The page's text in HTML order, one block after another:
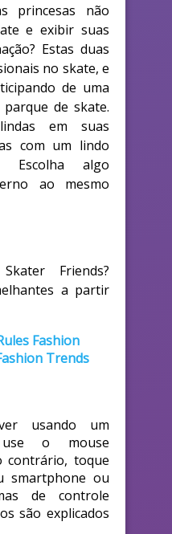
princesas não
e exibir suas
Estas duas
no skate, e
de uma
de skate.
em suas
com um lindo
algo
ao mesmo
Friends?
a partir
Fashion
Trends
usando um
use o mouse
contrário, toque
smartphone ou
de controle
são explicados